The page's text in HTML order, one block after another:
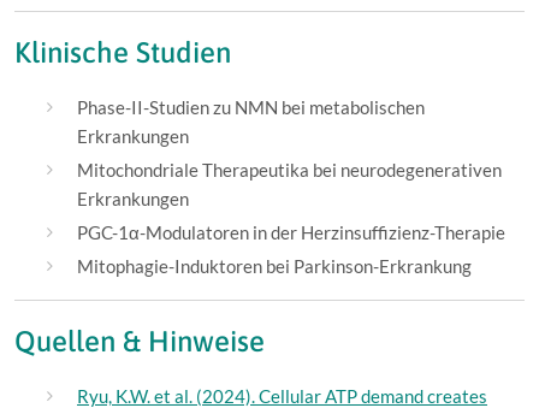
Klinische Studien
Phase-II-Studien zu NMN bei metabolischen
Erkrankungen
Mitochondriale Therapeutika bei neurodegenerativen
Erkrankungen
PGC-1α-Modulatoren in der Herzinsuffizienz-Therapie
Mitophagie-Induktoren bei Parkinson-Erkrankung
Quellen & Hinweise
Ryu, K.W. et al. (2024). Cellular ATP demand creates